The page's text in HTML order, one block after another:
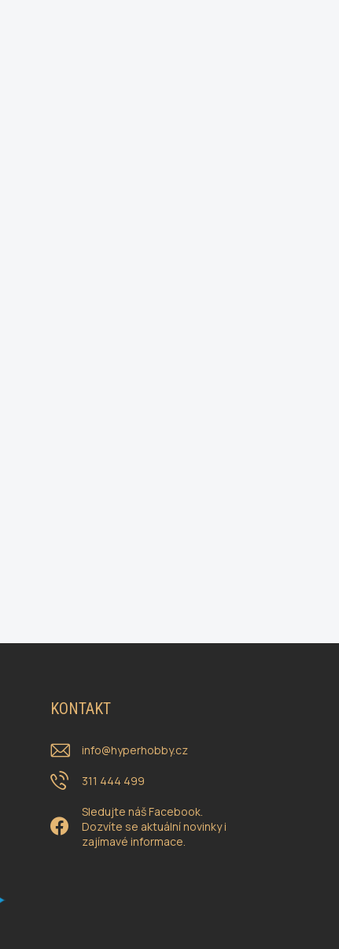
KONTAKT
info@hyperhobby.cz
311 444 499
Sledujte náš Facebook.
Dozvíte se aktuální novinky i
zajímavé informace.